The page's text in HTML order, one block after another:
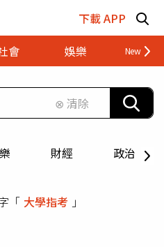
下載 APP
會 娛樂 財經
⊗ 清除
財經 政治
「 大學指考 」